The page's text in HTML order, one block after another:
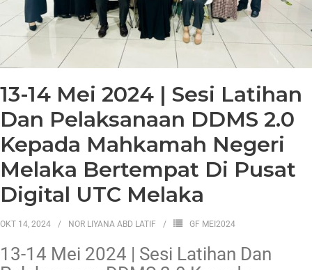
13-14 Mei 2024 | Sesi Latihan
Dan Pelaksanaan DDMS 2.0
Kepada Mahkamah Negeri
Melaka Bertempat Di Pusat
Digital UTC Melaka
OKT 14, 2024 NOR LIYANA ABD LATIF GF MEI2024
13-14 Mei 2024 | Sesi Latihan Dan